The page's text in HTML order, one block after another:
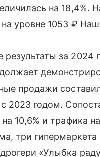
на 18,4%.
уровне 1053 ₽
за 2024
продажи
2023 годом.
на 10,6% и трафика
три
«Улыбка